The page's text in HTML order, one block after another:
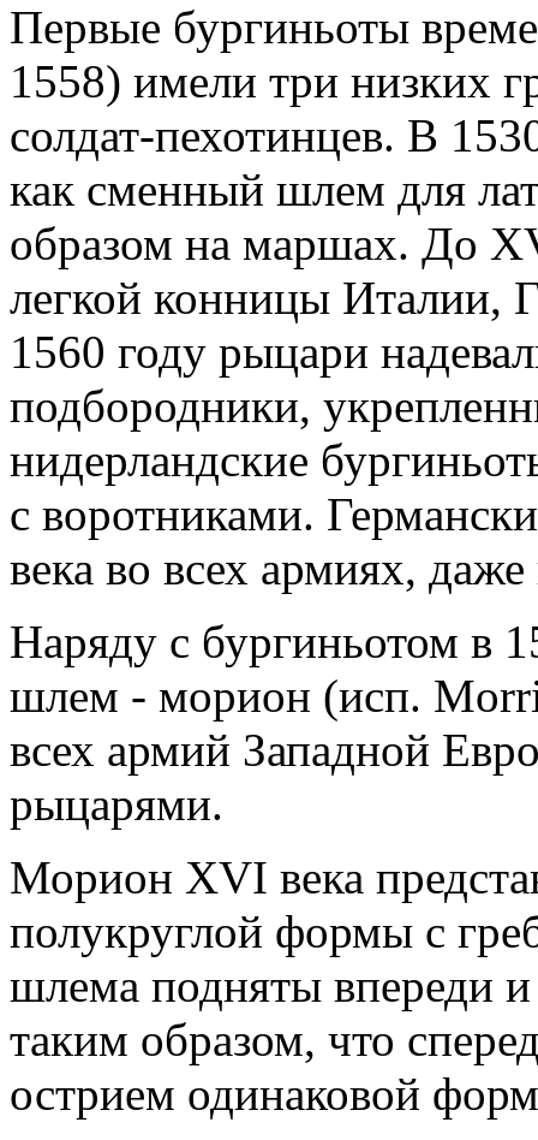
Первые бургиньоты
1558) имели три низких
солдат-пехотинцев. В
как сменный шлем для
образом на маршах. До
легкой конницы Италии,
1560 году рыцари
подбородники,
нидерландские
с воротниками.
века во всех армиях,
Наряду с бургиньотом в
шлем - морион (исп.
всех армий Западной
рыцарями.
Морион XVI века
полукруглой формы с
шлема подняты впереди
таким образом, что
острием одинаковой